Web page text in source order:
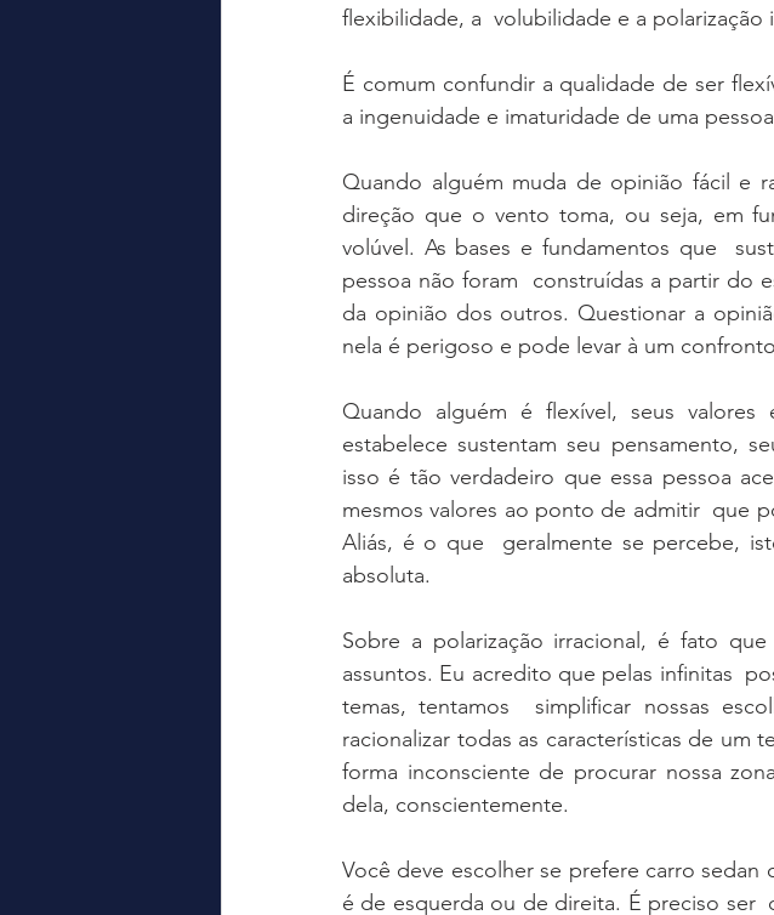
flexibilidade, a  volubilidade e a polarização
É comum confundir a qualidade de ser
a ingenuidade e imaturidade de uma
Quando alguém muda de opinião fácil e
direção que o vento toma, ou seja, em
volúvel. As bases e fundamentos que
pessoa não foram  construídas a partir do
da opinião dos outros. Questionar a
nela é perigoso e pode levar à um
Quando alguém é flexível, seus
estabelece sustentam seu pensamento,
isso é tão verdadeiro que essa pessoa
mesmos valores ao ponto de admitir  que
Aliás, é o que  geralmente se percebe,
absoluta.
Sobre a polarização irracional, é fato
assuntos. Eu acredito que pelas infinitas
temas, tentamos  simplificar nossas
racionalizar todas as características de um
forma inconsciente de procurar nossa
dela, conscientemente.
Você deve escolher se prefere carro sedan
é de esquerda ou de direita. É preciso ser